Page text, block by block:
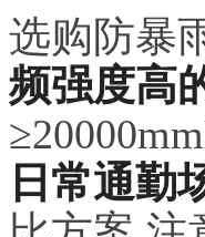
选购防暴
频强度高
日常通勤